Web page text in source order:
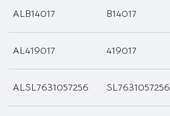
ALB14017 B14017
AL419017 419017
ALSL7631057256 SL7631057256